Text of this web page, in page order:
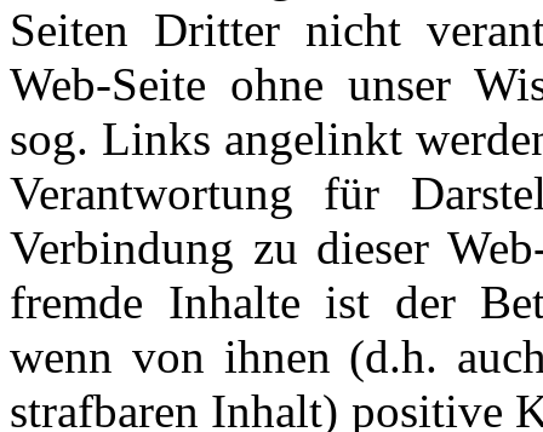
Seiten Dritter nicht
Web-Seite ohne unser
sog. Links angelinkt
Verantwortung für
Verbindung zu dieser
fremde Inhalte ist der
wenn von ihnen (d.h.
strafbaren Inhalt) positive